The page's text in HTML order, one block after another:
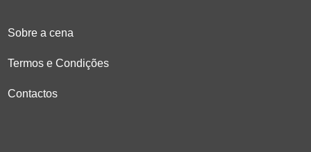
Sobre a cena
Termos e Condições
Contactos